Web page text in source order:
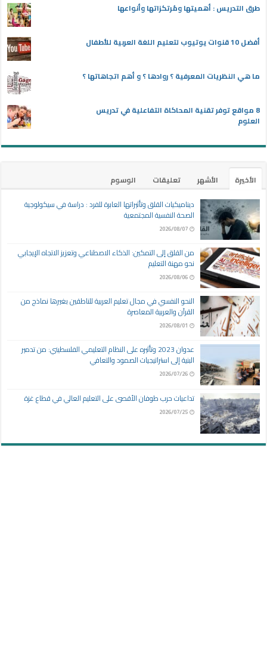
طرق التدريس : أهميتها ومُرتكزاتها وأنواعها
أفضل 10 قنوات يوتيوب لتعليم اللغة العربية للأطفال
ما هي النظريات المعرفية ؟ روادها ؟ و أهم اتجاهاتها ؟
8 مواقع توفر تقنية المحاكاة التفاعلية في تدريس
العلوم
الأخيرة الأشهر تعليقات
الوسوم
ديناميكيات القلق وتأثيراتها العابرة للفرد : دراسة في سيكولوجية
الصحة النفسية المجتمعية
2026/08/07
من القلق إلى التمكين: الذكاء الاصطناعي وتعزيز الاتجاه الإيجابي
نحو مهنة التعليم
2026/08/06
النحو النفسي في مجال تعليم العربية للناطقين بغيرها نماذج من
القرآن والعربية المعاصرة
2026/08/01
عدوان 2023 وتأثيره على النظام التعليمي الفلسطيني: من تدمير
البنية إلى استراتيجيات الصمود والتعافي
2026/07/26
تداعيات حرب طوفان الأقصى على التعليم العالي في قطاع غزة
2026/07/25